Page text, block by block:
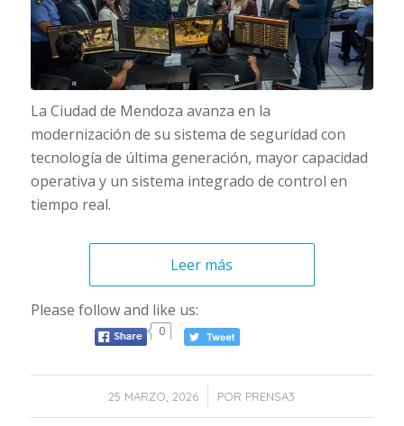
La Ciudad de Mendoza avanza en la
modernización de su sistema de seguridad con
tecnología de última generación, mayor capacidad
operativa y un sistema integrado de control en
tiempo real.
Leer más
Please follow and like us:
0
25 MARZO, 2026
/ POR PRENSA3